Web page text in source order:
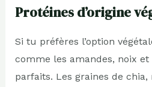
Protéines d’origine
Si tu préfères l’option
comme les amandes, noix
parfaits. Les graines de